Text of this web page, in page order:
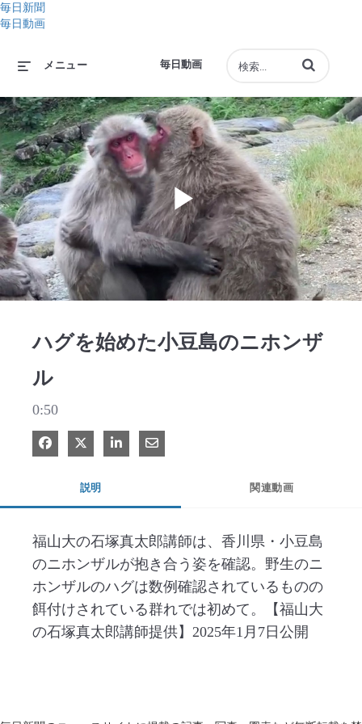
毎日新聞
毎日動画
毎日動画
メニュー 動画の検索語句
Play
ハグを始めた小豆島のニホンザ
ル
0:50
Facebook で共有
Xで共有する
LinkedIn で共有
電子メールで共有
説明 関連動画
福山大の石塚真太郎講師は、香川県・小豆島
のニホンザルが抱き合う姿を確認。野生のニ
ホンザルのハグは数例確認されているものの
餌付けされている群れでは初めて。【福山大
の石塚真太郎講師提供】2025年1月7日公開